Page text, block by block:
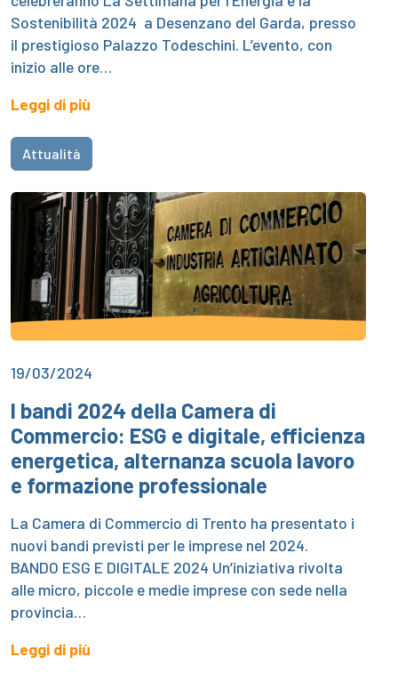
Sostenibilità 2024 a Desenzano del Garda, presso
il prestigioso Palazzo Todeschini. L’evento, con
inizio alle ore…
Leggi di più
Attualità
19/03/2024
I bandi 2024 della Camera di
Commercio: ESG e digitale, efficienza
energetica, alternanza scuola lavoro
e formazione professionale
La Camera di Commercio di Trento ha presentato i
nuovi bandi previsti per le imprese nel 2024.
BANDO ESG E DIGITALE 2024 Un’iniziativa rivolta
alle micro, piccole e medie imprese con sede nella
provincia…
Leggi di più